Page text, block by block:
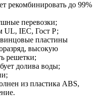
рекомбинировать до 99%
перевозки;
UL, IEC, Гост Р;
пластины
высокую
решетки;
долива воды;
из пластика ABS,